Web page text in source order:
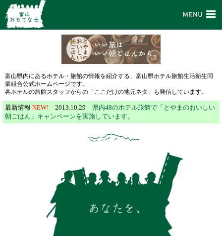
富山県内にあるホテル・旅館の情報を紹介する、富山県ホテル旅館生活衛生同
業組合公式ホームページです。
各ホテルの旅館スタッフからの「ここだけの地元ネタ」も発信しています。
最新情報 NEW! 2013.10.29 県内48のホテル旅館で「とやまのおいしい
朝ごはん」キャンペーンを実施しています。